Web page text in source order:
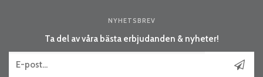
NYHETSBREV
Ta del av våra bästa erbjudanden & nyheter!